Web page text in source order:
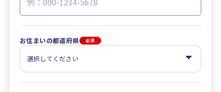
お住まいの都道府県 必須